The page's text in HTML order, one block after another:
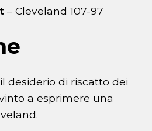
– Cleveland 107-97
desiderio di riscatto dei
a esprimere una